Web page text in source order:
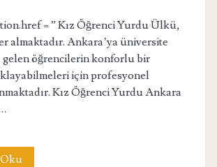
= ” Kız Öğrenci Yurdu Ülkü,
almaktadır. Ankara’ya üniversite
öğrencilerin konforlu bir
için profesyonel
Kız Öğrenci Yurdu Ankara
Oku